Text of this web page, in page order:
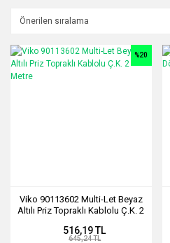
Viko 90113602 Multi-Let Beyaz
Altılı Priz Topraklı Kablolu Ç.K. 2
%20
516,19 TL
645,24 TL